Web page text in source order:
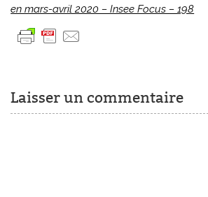
en mars-avril 2020 – Insee Focus – 198
Laisser un commentaire